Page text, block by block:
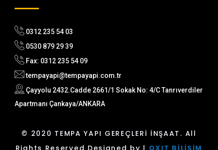
0312 235 54 03
0530 879 29 39
Fax: 0312 235 54 09
tempayapi@tempayapi.com.tr
Çayyolu 2432.Cadde 2661/1 Sokak No: 4/C Tanrıverdiler
Apartmanı Çankaya/ANKARA
© 2020 TEMPA YAPI GEREÇLERİ İNŞAAT. All
Rights Reserved Designed by | OXIT BİLİŞİM